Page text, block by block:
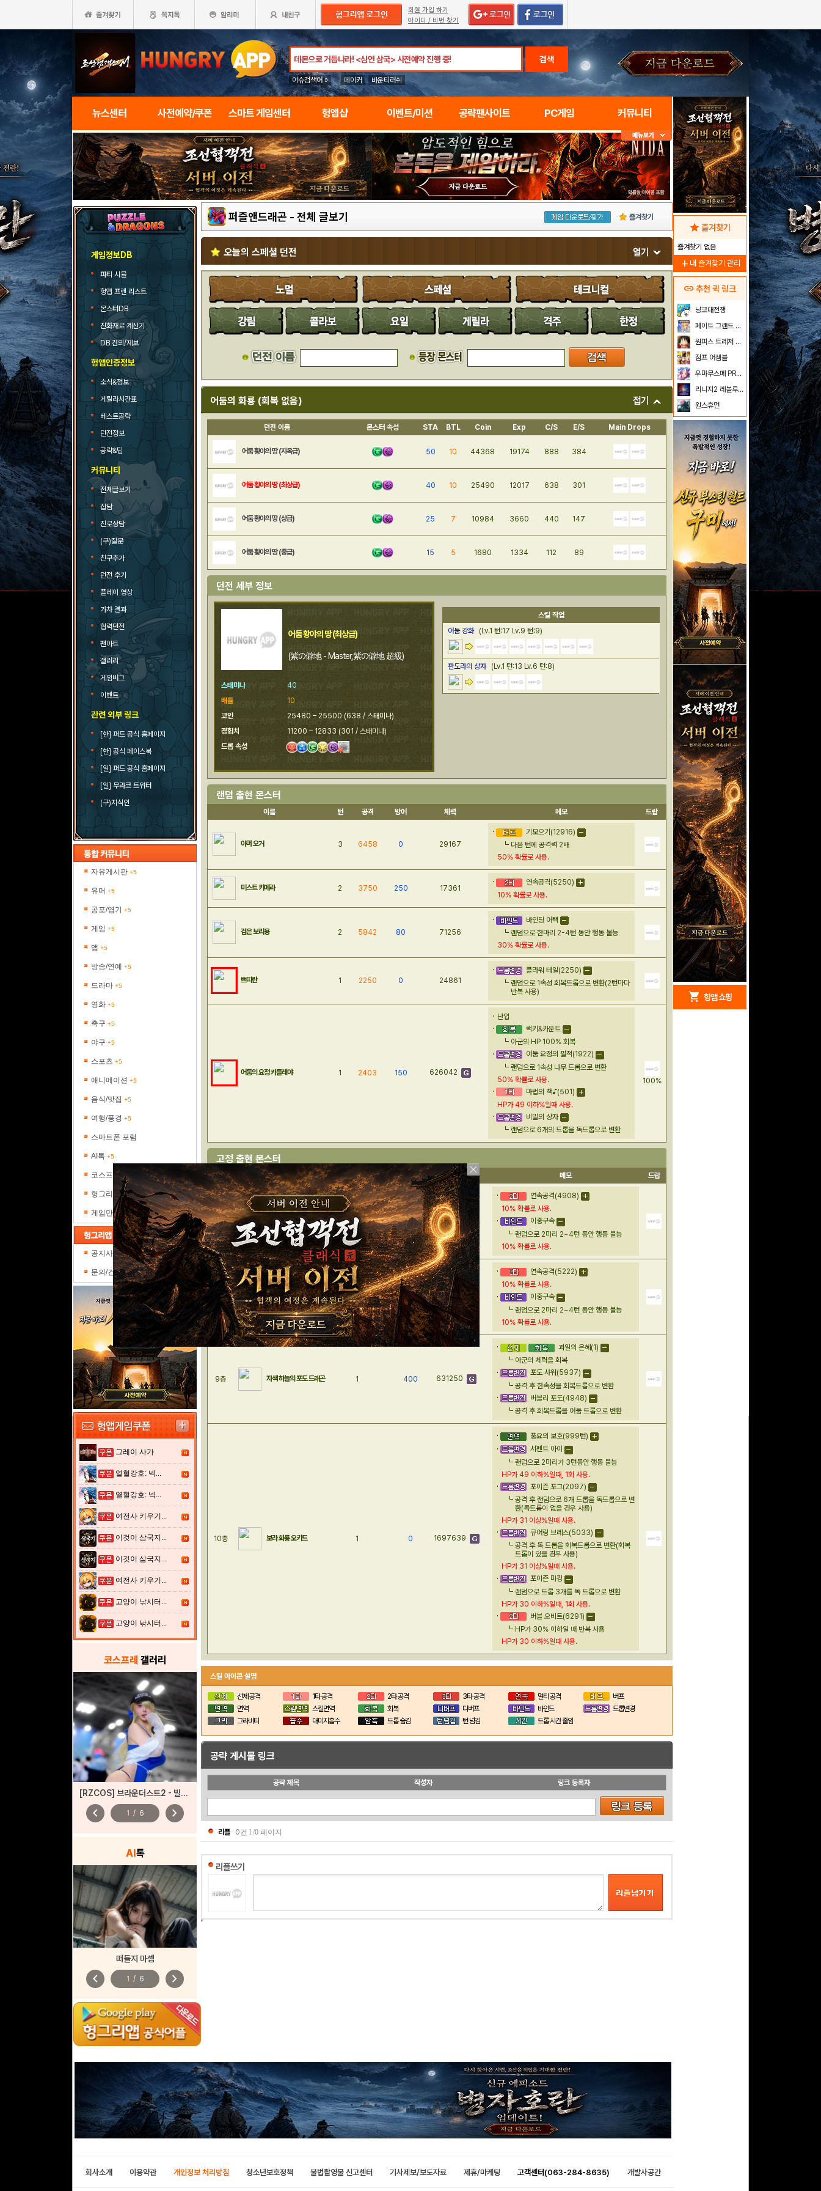
회원 가입 하기
아이디 / 비번 찾기
검색
이슈검색어 » 페이커 바운티러쉬
뉴스센터 사전예약/쿠폰 스마트 게임센터 헝앱샵 이벤트/미션 공략팬사이트 PC게임 커뮤니티
게임정보DB
파티 시뮬
헝앱 프렌 리스트
몬스터DB
진화재료 계산기
DB 건의/제보
헝앱인증정보
소식&정보
게릴라시간표
베스트공략
던전정보
공략&팁
커뮤니티
전체글보기
잡담
진로상담
(구)질문
친구추가
던전 후기
플레이 영상
가챠 결과
협력던전
팬아트
갤러리
게임버그
이벤트
관련 외부 링크
[한] 퍼드 공식 홈페이지
[한] 공식 페이스북
[일] 퍼드 공식 홈페이지
[일] 무라코 트위터
(구)지식인
자유게시판 +5
유머 +5
공포/엽기 +5
게임 +5
앱 +5
방송/연예 +5
드라마 +5
영화 +5
축구 +5
야구 +5
스포츠 +5
애니메이션 +5
음식/맛집 +5
여행/풍경 +5
스마트폰 포럼
AI톡 +5
코스프레갤러리
헝그리피플
게임만평
공지사항
문의/건의
그레이 사가
열혈강호: 넥...
열혈강호: 넥...
여전사 키우기...
이것이 삼국지...
이것이 삼국지...
여전사 키우기...
고양이 낚시터...
고양이 낚시터...
코스프레 갤러리
[RZCOS] 브라운더스트2 - 빌헬미나 (Model. JooA)
chevron_left 1 / 6 chevron_right
AI톡
떠들지 마셈
chevron_left 1 / 6 chevron_right
퍼즐앤드래곤 - 전체 글보기 즐겨찾기
오늘의 스페셜 던전
어둠의 화룡 (회복 없음)
던전 이름 몬스터 속성 STA BTL Coin Exp C/S E/S Main Drops
어둠 황야의 땅 (지옥급) 50 10 44368 19174 888 384
어둠 황야의 땅 (최상급) 40 10 25490 12017 638 301
어둠 황야의 땅 (상급) 25 7 10984 3660 440 147
어둠 황야의 땅 (중급) 15 5 1680 1334 112 89
던전 세부 정보
어둠 황야의 땅 (최상급)
(紫の僻地 - Master,紫の僻地 超級)
스태미나
배틀
코인
경험치
드롭 속성
40
10
25480 – 25500 (638 / 스태미나)
11200 – 12833 (301 / 스태미나)
스킬 작업
어둠 강화
(Lv.1 턴:17 Lv.9 턴:9)
판도라의 상자 (Lv.1 턴:13 Lv.6 턴:8)
랜덤 출현 몬스터
이름 턴 공격 방어 체력 메모 드랍
아머 오거 3 6458 0 29167
기모으기(12916)
다음 턴에 공격력 2배
50% 확률로 사용.
미스트 키메라 2 3750 250 17361
연속공격(5250)
10% 확률로 사용.
검은 보리용 2 5842 80 71256
바인딩 어택
랜덤으로 한마리 2-4턴 동안 행동 불능
30% 확률로 사용.
쁘띠란 1 2250 0 24861
플라워 테일(2250)
랜덤으로 1속성 회복드롭으로 변환(2턴마다
반복 사용)
어둠의 요정 카틀레야 1 2403 150 626042
난입
럭키&카운트
아군의 HP 100% 회복
어둠 요정의 필적(1922)
랜덤으로 1속성 나무 드롭으로 변환
50% 확률로 사용.
마법의 책♪(501)
HP가49 이하%일때 사용.
비밀의 상자
랜덤으로 6개의 드롭을 독드롭으로 변환
100%
고정 출현 몬스터
층수 이름 턴 공격 방어 체력 메모 드랍
5층 플라워 키메라 2 3506 420 205243
연속공격(4908)
10% 확률로 사용.
이중구속
랜덤으로 2마리 2~4턴 동안 행동 불능
10% 확률로 사용.
5층 포그 키메라 2 3730 420 212688
연속공격(5222)
10% 확률로 사용.
이중구속
랜덤으로 2마리 2~4턴 동안 행동 불능
10% 확률로 사용.
9층 자색 하늘의 포도 드래곤 1 400 631250
과일의 은혜(1)
아군의 체력을 회복
포도 샤워(5937)
공격 후 한속성을 회복드롭으로 변환
버블리 포도(4948)
공격 후 회복드롭을 어둠 드롭으로 변환
10층 보라 화룡 오키드 1 0 1697639
풍요의 보호(999턴)
서펜트 아이
랜덤으로 2마리가 3턴동안 행동 불능
HP가49 이하%일때 1회 사용.
포이즌 포그(2097)
공격 후 랜덤으로 6개 드롭을 독드롭으로 변
환(독드롭이 없을 경우 사용)
HP가31 이상%일때 사용.
큐어링 브레스(5033)
공격 후 독 드롭을 회복드롭으로 변환(회복
드롭이 있을 경우 사용)
HP가31 이상%일때 사용.
포이즌 마킹
랜덤으로 드롭 3개를 독 드롭으로 변환
HP가30 이하%일때 1회 사용.
버블 오비트(6291)
HP가 30% 이하일 때 반복 사용
HP가30 이하%일때 사용.
스킬 아이콘 설명
선제 공격 1타 공격 2타 공격 3타 공격 멀티 공격
버프
면역
스킬면역 회복 디버프 바인드
드롭변경
그라비티
대미지흡수 드롭 숨김 턴 넘김 드롭 시간 줄임
공략 게시물 링크
공략 제목 작성자 링크 등록자
리플 0건 l /0 페이지
리플쓰기
star 즐겨찾기
즐겨찾기 없음
add 내 즐겨찾기 관리
link 추천 퀵 링크
냥코대전쟁
페이트 그랜드 오더
원피스 트레저 크루즈
점프 어셈블
우마무스메 PRETTY DERBY
리니지2 레볼루션
원스휴먼
redeem
5,000원 (추첨)
밥알
(추첨)
문화상품권 5000원 (추
구글 플레이 기프트카드
15,000원 (추첨)
shopping_cart 헝앱 쇼핑
회사소개 이용약관 개인정보 처리방침 청소년보호정책 불법촬영물 신고센터 기사제보/보도자료 제휴/마케팅 고객센터(063-284-8635) 개발사공간